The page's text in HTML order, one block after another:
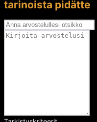
tarinoista pidätte